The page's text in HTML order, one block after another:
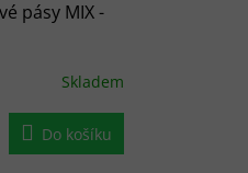
pásy MIX -
Skladem
Do košíku